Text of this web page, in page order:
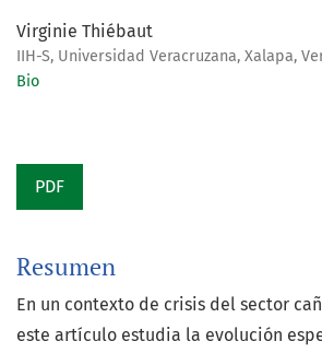
Virginie Thiébaut
IIH-S, Universidad Veracruzana, Xalapa,
Bio
PDF
Resumen
En un contexto de crisis del sector
este artículo estudia la evolución